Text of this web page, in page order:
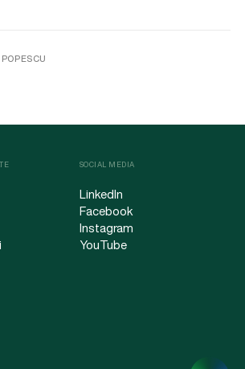
SOCIAL MEDIA
LinkedIn
Facebook
Instagram
YouTube